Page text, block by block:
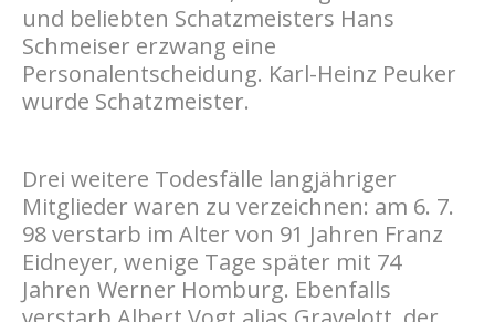
und beliebten Schatzmeisters Hans
Schmeiser erzwang eine
Personalentscheidung. Karl-Heinz Peuker
wurde Schatzmeister.
Drei weitere Todesfälle langjähriger
Mitglieder waren zu verzeichnen: am 6. 7.
98 verstarb im Alter von 91 Jahren Franz
Eidneyer, wenige Tage später mit 74
Jahren Werner Homburg. Ebenfalls